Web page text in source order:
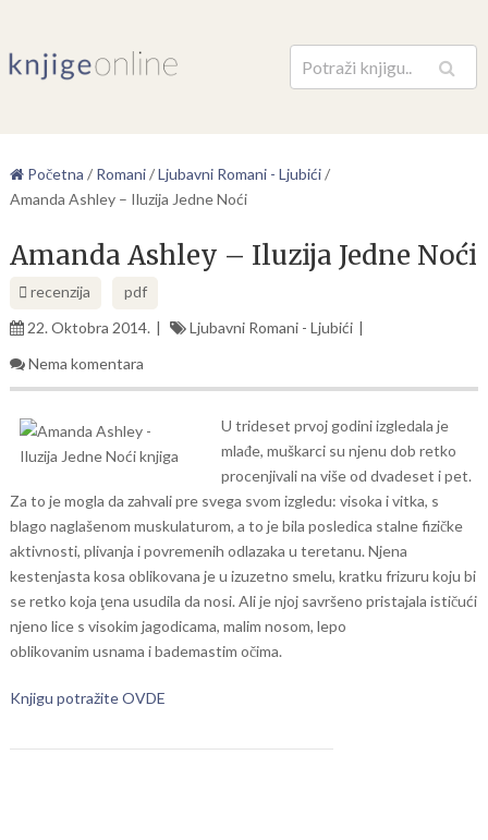
Pretraga
Početna / Romani/Ljubavni Romani - Ljubići/
Amanda Ashley – Iluzija Jedne Noći
Amanda Ashley – Iluzija Jedne Noći
recenzija
pdf
22. Oktobra 2014.
Ljubavni Romani - Ljubići
Nema komentara
U trideset prvoj godini izgledala je
mlađe, muškarci su njenu dob retko
procenjivali na više od dvadeset i pet.
Za to je mogla da zahvali pre svega svom izgledu: visoka i vitka, s
blago naglašenom muskulaturom, a to je bila posledica stalne fizičke
aktivnosti, plivanja i povremenih odlazaka u teretanu. Njena
kestenjasta kosa oblikovana je u izuzetno smelu, kratku frizuru koju bi
se retko koja ţena usudila da nosi. Ali je njoj savršeno pristajala ističući
njeno lice s visokim jagodicama, malim nosom, lepo
oblikovanim usnama i bademastim očima.
Knjigu potražite OVDE